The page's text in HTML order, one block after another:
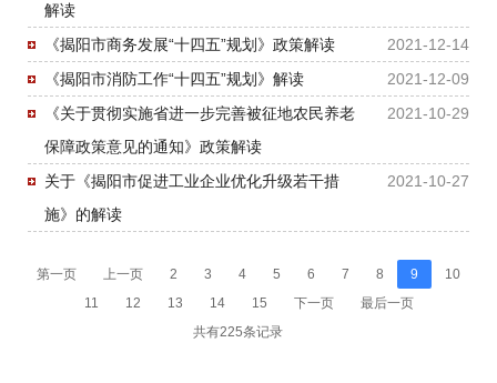
解读
2021-12-14
《揭阳市商务发展“十四五”规划》政策解读
2021-12-09
《揭阳市消防工作“十四五”规划》解读
2021-10-29
《关于贯彻实施省进一步完善被征地农民养老
保障政策意见的通知》政策解读
2021-10-27
关于《揭阳市促进工业企业优化升级若干措
施》的解读
第一页 上一页 2 3 4 5 6 7 8 9
10
11
12 13 14 15 下一页
最后一页
共有225条记录